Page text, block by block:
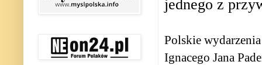
jednego z
Polskie
Ignacego Jana